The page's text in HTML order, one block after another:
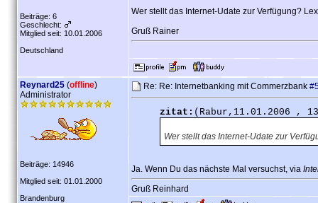
Beiträge: 6
Geschlecht:
Mitglied seit: 10.01.2006
Deutschland
Wer stellt das Internet-Udate zur Verfügung?
Gruß Rainer
Reynard25 (offline)
Administrator
Beiträge: 14946
Mitglied seit: 01.01.2000
Brandenburg
Re: Re: Internetbanking mit Commerzbank
zitat: (Rabur,11.01.2006 ,
Wer stellt das Internet-Udate zur
Ja. Wenn Du das nächste Mal versuchst, via
Gruß Reinhard